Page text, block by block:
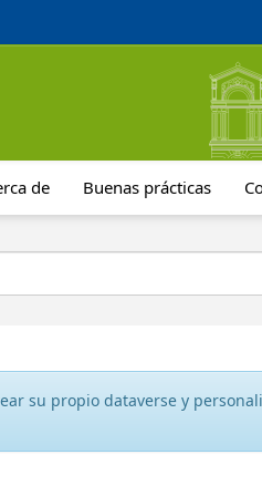
de Buenas prácticas
su propio dataverse y